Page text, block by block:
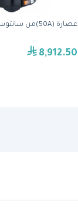
عصارة (50A)من سانتوس
8,912.50